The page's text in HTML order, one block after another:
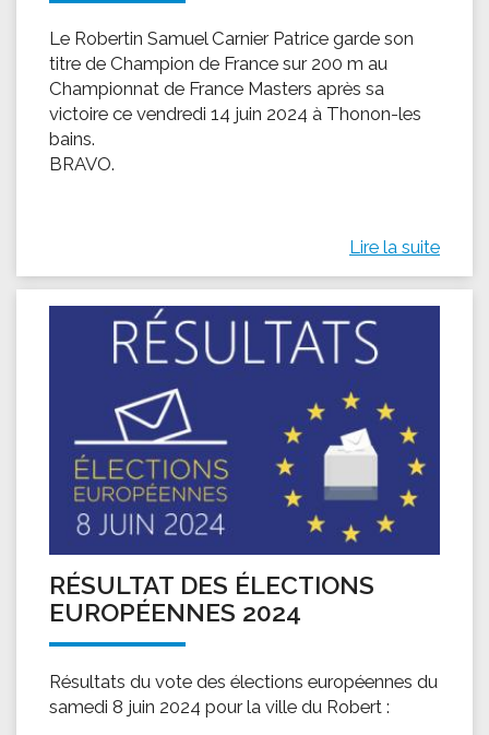
Le Robertin Samuel Carnier Patrice garde son
titre de Champion de France sur 200 m au
Championnat de France Masters après sa
victoire ce vendredi 14 juin 2024 à Thonon-les
bains.
BRAVO.
Lire la suite
RÉSULTAT DES ÉLECTIONS
EUROPÉENNES 2024
Résultats du vote des élections européennes du
samedi 8 juin 2024 pour la ville du Robert :